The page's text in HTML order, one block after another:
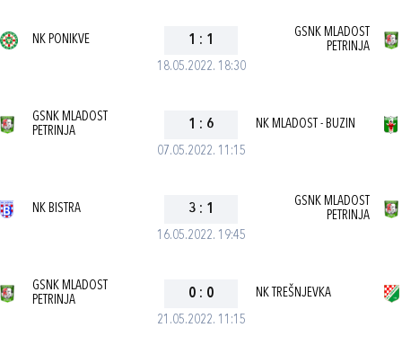
18.05.2022. 18:30
NK PONIKVE 1 : 1
GSNK MLADOST
PETRINJA
07.05.2022. 11:15
GSNK MLADOST
PETRINJA
1 : 6 NK MLADOST - BUZIN
16.05.2022. 19:45
NK BISTRA 3 : 1
GSNK MLADOST
PETRINJA
21.05.2022. 11:15
GSNK MLADOST
PETRINJA
0 : 0 NK TREŠNJEVKA